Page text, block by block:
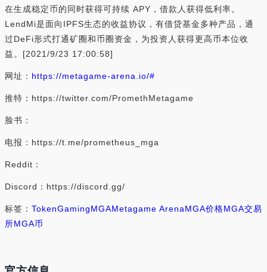
在生成稳定币的同时获得可持续 APY，借款人获得低利率。
LendMi是面向IPFS生态的收益协议，有借贷基金多种产品，通
过DeFi形式打通矿圈和币圈资金，为投资人获得更高币本位收
益。[2021/9/23 17:00:58]
网址： https://metagame-arena.io/#
推特：https://twitter.com/PromethMetagame
脸书：
电报：https://t.me/prometheus_mga
Reddit：
Discord：https://discord.gg/
标签： TokenGamingMGAMetagame ArenaMGA价格MGA交易
所MGA币